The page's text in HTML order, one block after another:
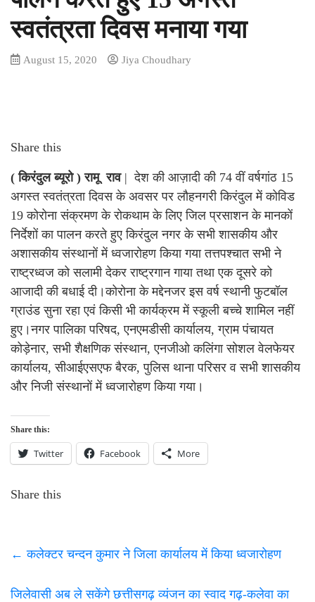
स्वतंत्रता दिवस मनाया गया
August 15, 2020 Jiya Choudhary
Share this
( किरंदुल ब्यूरो ) रामू राव| देश की आज़ादी की 74 वीं वर्षगांठ 15
अगस्त स्वतंत्रता दिवस के अवसर पर लौहनगरी किरंदुल में कोविड
19 कोरोना संक्रमण के रोकथाम के लिए जिल प्रसाशन के मानकों
निर्देशों का पालन करते हुए किरंदुल नगर के सभी शासकीय और
अशासकीय संस्थानों में ध्वजारोहण किया गया तत्तपश्चात सभी ने
राष्ट्रध्वज को सलामी देकर राष्ट्रगान गाया तथा एक दूसरे को
आजादी की बधाई दी।कोरोना के मद्देनजर इस वर्ष स्थानी फुटबॉल
ग्राउंड सुना रहा एवं किसी भी कार्यक्रम में स्कूली बच्चे शामिल नहीं
हुए।नगर पालिका परिषद, एनएमडीसी कार्यालय, ग्राम पंचायत
कोड़ेनार, सभी शैक्षणिक संस्थान, एनजीओ कलिंगा सोशल वेलफेयर
कार्यालय, सीआईएसएफ बैरक, पुलिस थाना परिसर व सभी शासकीय
और निजी संस्थानों में ध्वजारोहण किया गया।
Share this:
Twitter Facebook More
Share this
← कलेक्टर चन्दन कुमार ने जिला कार्यालय में किया ध्वजारोहण
जिलेवासी अब ले सकेंगे छत्तीसगढ़ व्यंजन का स्वाद गढ़-कलेवा का